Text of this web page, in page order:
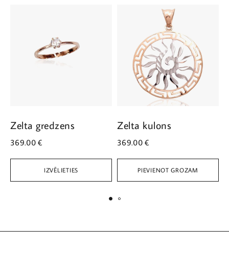
IZVĒLIETIES
Zelta gredzens
369.00€
PIEVIENOT GROZAM
Zelta kulons
369.00€